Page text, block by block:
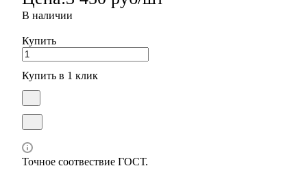
В наличии
Купить
Купить в 1 клик
Точное соотвествие ГОСТ.